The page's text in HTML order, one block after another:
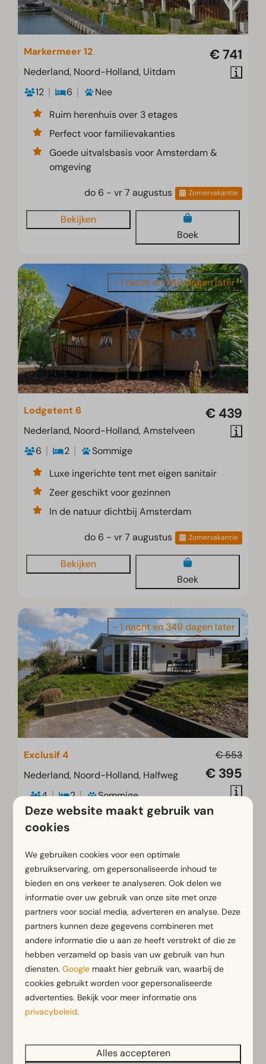
€ 741
Markermeer 12
Nederland, Noord-Holland, Uitdam
12
6
Nee
Ruim herenhuis over 3 etages
Perfect voor familievakanties
Goede uitvalsbasis voor Amsterdam &
omgeving
do 6 - vr 7 augustus Zomervakantie
Bekijken
Boek
- 1 nacht en 349 dagen later
€ 439
Lodgetent 6
Nederland, Noord-Holland, Amstelveen
6
2
Sommige
Luxe ingerichte tent met eigen sanitair
Zeer geschikt voor gezinnen
In de natuur dichtbij Amsterdam
do 6 - vr 7 augustus Zomervakantie
Bekijken
Boek
- 1 nacht en 349 dagen later
€ 553
€ 395
Exclusif 4
Nederland, Noord-Holland, Halfweg
4
2
Sommige
Knus ingericht chalet
do 6 - vr 7 augustus
Bekijken
Boek
UITGELICHT - 1 nacht en 349 dagen later
Deze website maakt gebruik van
cookies
We gebruiken cookies voor een optimale
gebruikservaring, om gepersonaliseerde inhoud te
bieden en ons verkeer te analyseren. Ook delen we
informatie over uw gebruik van onze site met onze
partners voor social media, adverteren en analyse. Deze
partners kunnen deze gegevens combineren met
andere informatie die u aan ze heeft verstrekt of die ze
hebben verzameld op basis van uw gebruik van hun
diensten.Google maakt hier gebruik van, waarbij de
cookies gebruikt worden voor gepersonaliseerde
advertenties. Bekijk voor meer informatie ons
privacybeleid.
Alles accepteren